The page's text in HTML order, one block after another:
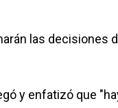
las decisiones
y enfatizó que